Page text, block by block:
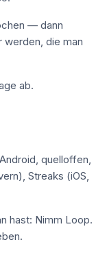
— dann
werden, die man
ab.
quelloffen,
Streaks (iOS,
hast: Nimm Loop.